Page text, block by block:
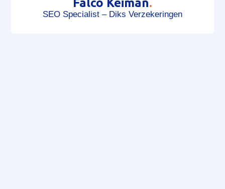
Falco Keiman.
SEO Specialist – Diks Verzekeringen